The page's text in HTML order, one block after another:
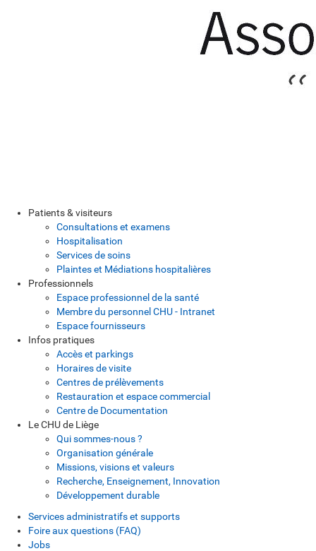
Patients & visiteurs
Consultations et examens
Hospitalisation
Services de soins
Plaintes et Médiations hospitalières
Professionnels
Espace professionnel de la santé
Membre du personnel CHU - Intranet
Espace fournisseurs
Infos pratiques
Accès et parkings
Horaires de visite
Centres de prélèvements
Restauration et espace commercial
Centre de Documentation
Le CHU de Liège
Qui sommes-nous ?
Organisation générale
Missions, visions et valeurs
Recherche, Enseignement, Innovation
Développement durable
Services administratifs et supports
Foire aux questions (FAQ)
Jobs